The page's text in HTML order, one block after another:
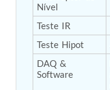
Fuel Contents
Combat
Portable
Rudder &
Gauge Pressure
Hydraulic Proof
Light Strike
Nível
Teste IR
Teste Hipot
DAQ &
Software